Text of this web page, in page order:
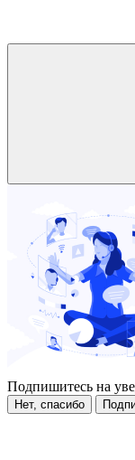
Подпишитесь на
Нет, спасибо